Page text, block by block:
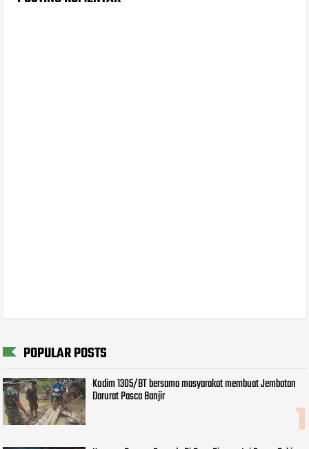
POPULAR POSTS
Kodim 1305/BT bersama masyarakat membuat Jembatan
Darurat Pasca Banjir